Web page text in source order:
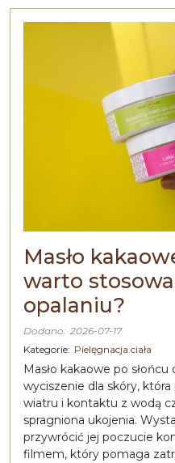
Masło
warto
opalaniu?
Dodano: 2026-07-17
Kategorie: Pielęgnacja ciała
Masło kakaowe po słońcu
wyciszenie dla skóry, która
wiatru i kontaktu z wodą
spragniona ukojenia.
przywrócić jej poczucie
filmem, który pomaga